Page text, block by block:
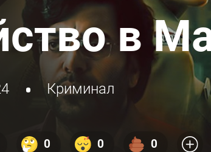
в
Криминал
0 0 0